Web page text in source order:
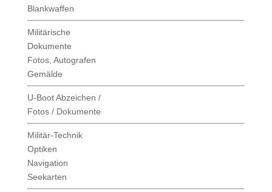
Blankwaffen
Militärische
Dokumente
Fotos, Autografen
Gemälde
U-Boot Abzeichen /
Fotos / Dokumente
Militär-Technik
Optiken
Navigation
Seekarten